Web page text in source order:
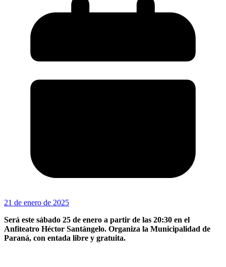
21 de enero de 2025
Será este sábado 25 de enero a partir de las 20:30 en el
Anfiteatro Héctor Santángelo. Organiza la Municipalidad de
Paraná, con entada libre y gratuita.